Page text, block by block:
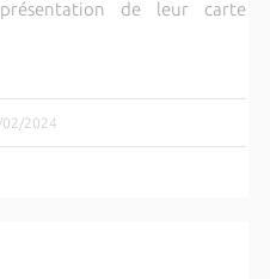
de leur carte
02/2024